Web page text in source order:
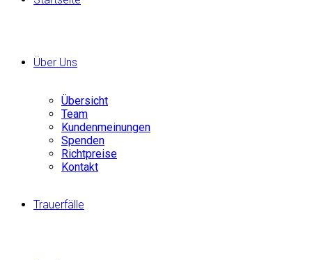
Über Uns
Übersicht
Team
Kundenmeinungen
Spenden
Richtpreise
Kontakt
Trauerfälle